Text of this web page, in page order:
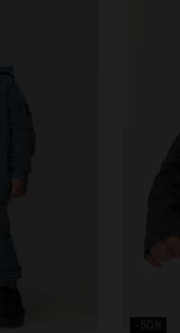
-50%